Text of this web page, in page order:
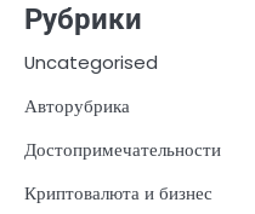
Рубрики
Uncategorised
Авторубрика
Достопримечательности
Криптовалюта и бизнес